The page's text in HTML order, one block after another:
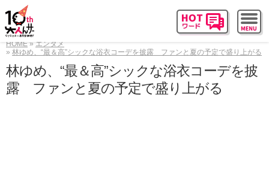
HOME
エンタメ
林ゆめ、“最＆高”シックな浴衣コーデを披露 ファンと夏の予定で盛り上がる
林ゆめ、“最＆高”シックな浴衣コーデを披
露 ファンと夏の予定で盛り上がる